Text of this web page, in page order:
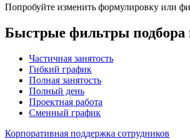
Попробуйте изменить формулировку или
Быстрые фильтры подбора
Частичная занятость
Гибкий график
Полная занятость
Полный день
Проектная работа
Сменный график
Корпоративная поддержка сотрудников